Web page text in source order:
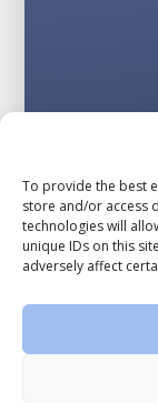
To provide the best
store and/or access
technologies will
unique IDs on this
adversely affect